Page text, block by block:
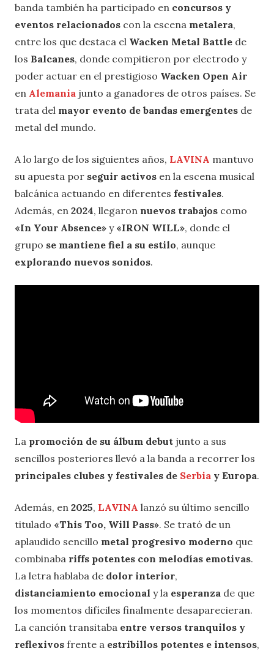
banda también ha participado en concursos y
eventos relacionados con la escena metalera,
entre los que destaca el Wacken Metal Battle de
los Balcanes, donde compitieron por electrodo y
poder actuar en el prestigioso Wacken Open Air
en Alemania junto a ganadores de otros países. Se
trata del mayor evento de bandas emergentes de
metal del mundo.
A lo largo de los siguientes años, LAVINA mantuvo
su apuesta por seguir activos en la escena musical
balcánica actuando en diferentes festivales.
Además, en 2024, llegaron nuevos trabajos como
«In Your Absence» y «IRON WILL», donde el
grupo se mantiene fiel a su estilo, aunque
explorando nuevos sonidos.
La promoción de su álbum debut junto a sus
sencillos posteriores llevó a la banda a recorrer los
principales clubes y festivales de Serbia y Europa.
Además, en 2025, LAVINA lanzó su último sencillo
titulado «This Too, Will Pass». Se trató de un
aplaudido sencillo metal progresivo moderno que
combinaba riffs potentes con melodías emotivas.
La letra hablaba de dolor interior,
distanciamiento emocional y la esperanza de que
los momentos difíciles finalmente desaparecieran.
La canción transitaba entre versos tranquilos y
reflexivos frente a estribillos potentes e intensos,